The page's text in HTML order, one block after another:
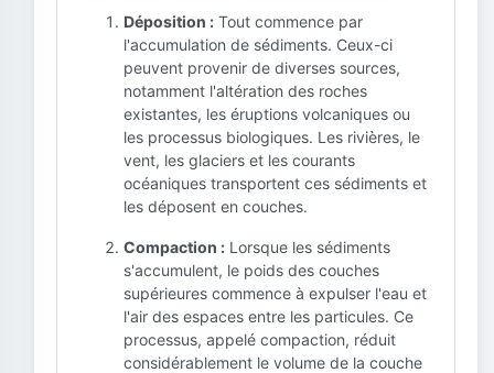
Déposition : Tout commence par
l'accumulation de sédiments. Ceux-ci
peuvent provenir de diverses sources,
notamment l'altération des roches
existantes, les éruptions volcaniques ou
les processus biologiques. Les rivières, le
vent, les glaciers et les courants
océaniques transportent ces sédiments et
les déposent en couches.
Compaction : Lorsque les sédiments
s'accumulent, le poids des couches
supérieures commence à expulser l'eau et
l'air des espaces entre les particules. Ce
processus, appelé compaction, réduit
considérablement le volume de la couche